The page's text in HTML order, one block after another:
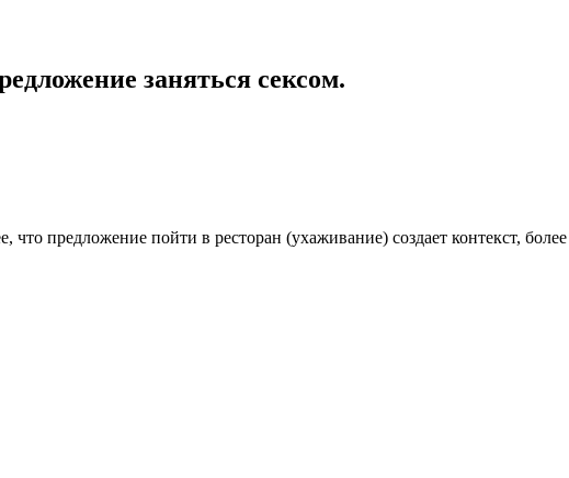
заняться сексом.
предложение пойти в ресторан (ухаживание) создает контекст, более